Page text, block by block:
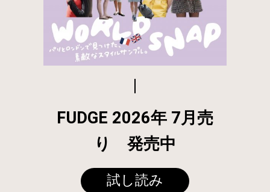
FUDGE 2026年 7月売
り 発売中
試し読み